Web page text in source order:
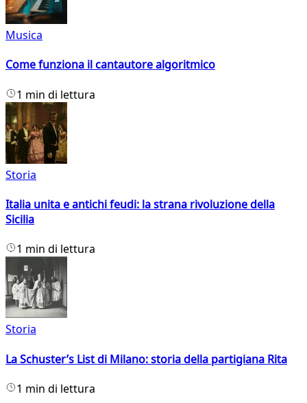
Musica
Come funziona il cantautore algoritmico
1 min di lettura
Storia
Italia unita e antichi feudi: la strana rivoluzione della
Sicilia
1 min di lettura
Storia
La Schuster’s List di Milano: storia della partigiana Rita
1 min di lettura